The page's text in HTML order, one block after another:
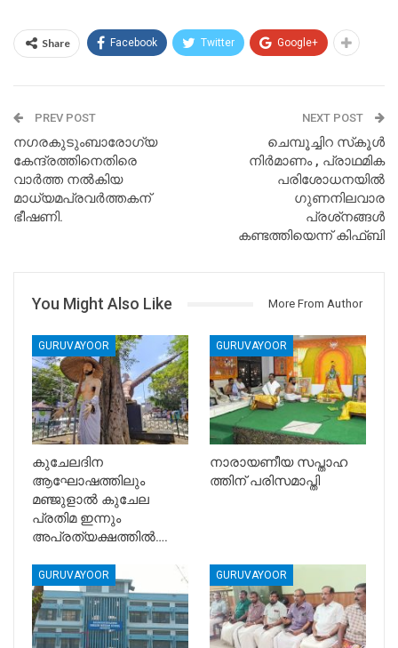
Share Facebook Twitter Google+
PREV POST
നഗരകുടുംബാരോഗ്യ
കേന്ദ്രത്തിനെതിരെ
വാർത്ത നൽകിയ
മാധ്യമപ്രവർത്തകന്
ഭീഷണി.
NEXT POST
ചെമ്പൂച്ചിറ സ്‌കൂൾ
നിർമാണം , പ്രാഥമിക
പരിശോധനയിൽ
ഗുണനിലവാര
പ്രശ്‌നങ്ങൾ
കണ്ടത്തിയെന്ന് കിഫ്ബി
You Might Also Like More From Author
GURUVAYOOR
കുചേലദിന
ആഘോഷത്തിലും
മഞ്ജുളാൽ കുചേല
പ്രതിമ ഇന്നും
അപ്രത്യക്ഷത്തിൽ….
GURUVAYOOR
നാരായണീയ സപ്താഹ
ത്തിന് പരിസമാപ്തി
GURUVAYOOR GURUVAYOOR